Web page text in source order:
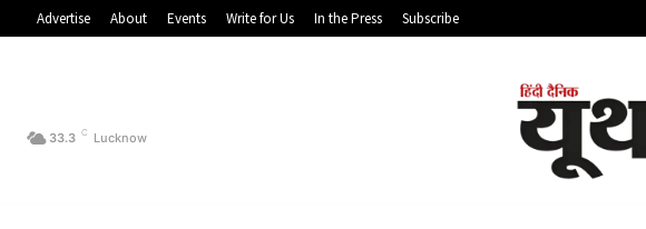
Advertise About Events Write for Us In the Press Subscribe
33.3 C Lucknow